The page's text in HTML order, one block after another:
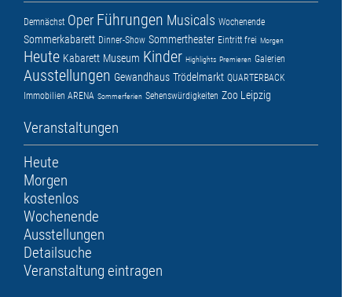
Demnächst Oper Führungen Musicals Wochenende
Sommerkabarett Dinner-Show Sommertheater Eintritt frei Morgen
Heute Kabarett Museum Kinder Highlights Premieren Galerien
Ausstellungen Gewandhaus Trödelmarkt QUARTERBACK
Immobilien ARENA Sommerferien Sehenswürdigkeiten Zoo Leipzig
Veranstaltungen
Heute
Morgen
kostenlos
Wochenende
Ausstellungen
Detailsuche
Veranstaltung eintragen